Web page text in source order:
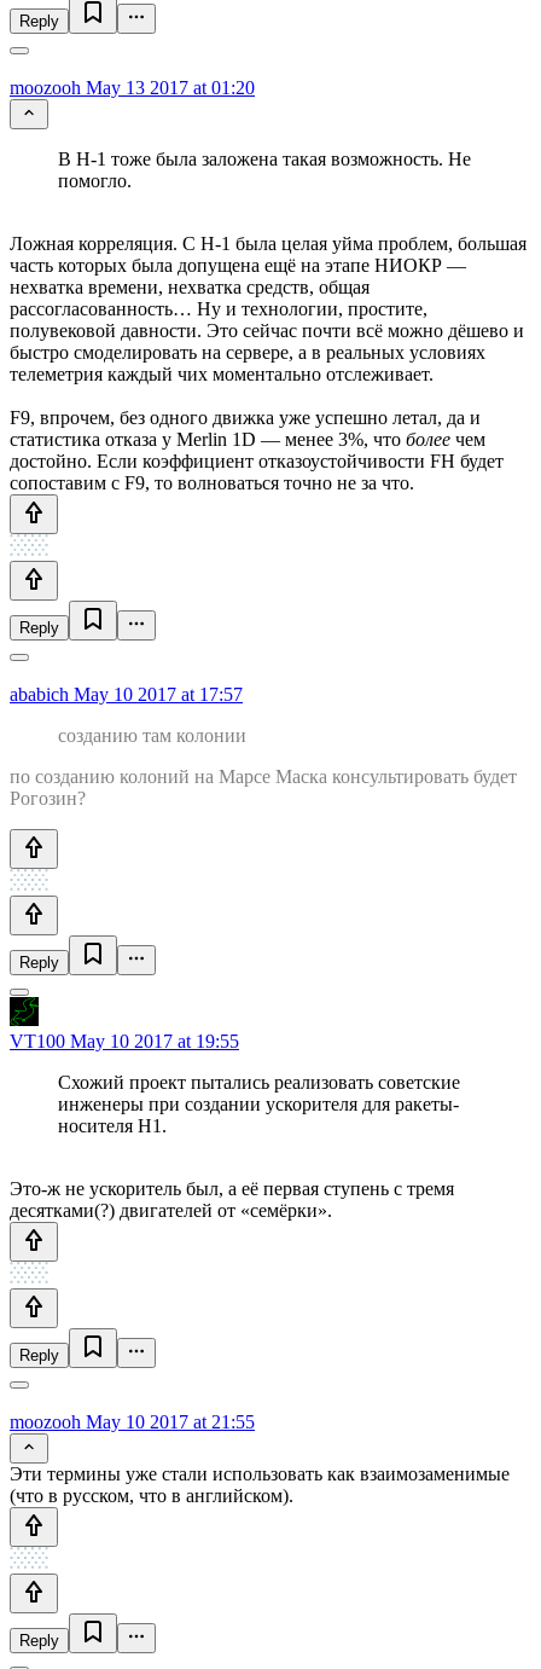
Reply
moozooh May 13 2017 at 01:20
В Н-1 тоже была заложена такая возможность. Не
помогло.
Ложная корреляция. С Н-1 была целая уйма проблем, большая
часть которых была допущена ещё на этапе НИОКР —
нехватка времени, нехватка средств, общая
рассогласованность… Ну и технологии, простите,
полувековой давности. Это сейчас почти всё можно дёшево и
быстро смоделировать на сервере, а в реальных условиях
телеметрия каждый чих моментально отслеживает.
F9, впрочем, без одного движка уже успешно летал, да и
статистика отказа у Merlin 1D — менее 3%, что более чем
достойно. Если коэффициент отказоустойчивости FH будет
сопоставим с F9, то волноваться точно не за что.
Reply
ababich May 10 2017 at 17:57
созданию там колонии
по созданию колоний на Марсе Маска консультировать будет
Рогозин?
Reply
VT100 May 10 2017 at 19:55
Схожий проект пытались реализовать советские
инженеры при создании ускорителя для ракеты-
носителя H1.
Это-ж не ускоритель был, а её первая ступень с тремя
десятками(?) двигателей от «семёрки».
Reply
moozooh May 10 2017 at 21:55
Эти термины уже стали использовать как взаимозаменимые
(что в русском, что в английском).
Reply